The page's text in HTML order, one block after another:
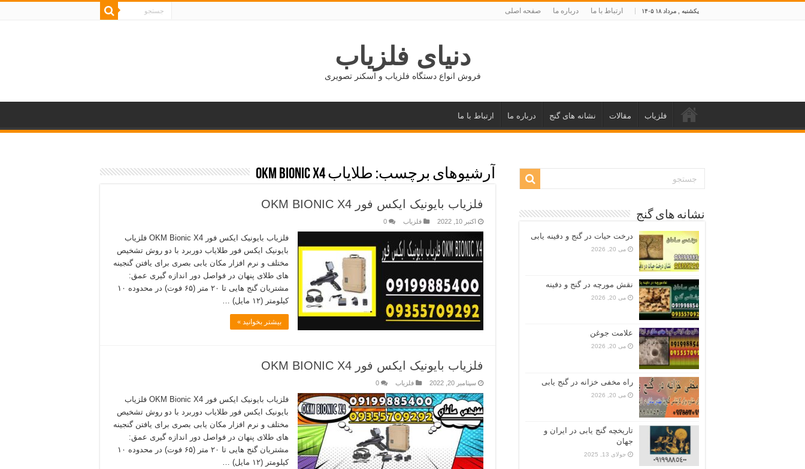
یکشنبه , مرداد ۱۸ ۱۴۰۵ ارتباط با ما درباره ما صفحه اصلی
دنیای فلزیاب
فروش انواع دستگاه فلزیاب و اسکنر تصویری
فلزیاب مقالات نشانه های گنج درباره ما ارتباط با ما
آرشیوهای برچسب: طلایاب OKM BIONIC X4
فلزیاب بایونیک ایکس فور OKM BIONIC X4
اکتبر 10, 2022 فلزیاب 0
فلزیاب بایونیک ایکس فور OKM Bionic X4 فلزیاب
بایونیک ایکس فور طلایاب دوربرد با دو روش تشخیص
مختلف و نرم افزار مکان یابی بصری برای یافتن گنجینه
های طلای پنهان در فواصل دور اندازه گیری عمق:
مشتریان گنج هایی تا ۲۰ متر (۶۵ فوت) در محدوده ۱۰
کیلومتر (۱۲ مایل) …
بیشتر بخوانید »
فلزیاب بایونیک ایکس فور OKM BIONIC X4
سپتامبر 20, 2022 فلزیاب 0
فلزیاب بایونیک ایکس فور OKM Bionic X4 فلزیاب
بایونیک ایکس فور طلایاب دوربرد با دو روش تشخیص
مختلف و نرم افزار مکان یابی بصری برای یافتن گنجینه
های طلای پنهان در فواصل دور اندازه گیری عمق:
مشتریان گنج هایی تا ۲۰ متر (۶۵ فوت) در محدوده ۱۰
کیلومتر (۱۲ مایل) …
نشانه های گنج
درخت حیات در گنج و دفینه یابی
می 20, 2026
نقش مورچه در گنج و دفینه
می 20, 2026
علامت جوغن
می 20, 2026
راه مخفی خزانه در گنج یابی
می 20, 2026
تاریخچه گنج‌ یابی در ایران و
جهان
جولای 13, 2025